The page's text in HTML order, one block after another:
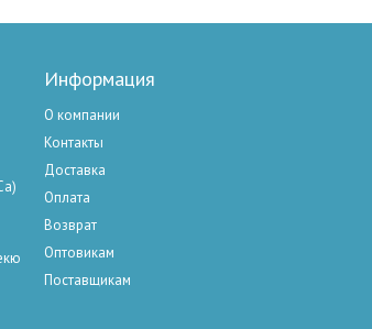
Информация
О компании
Контакты
Доставка
Оплата
Возврат
Оптовикам
Поставщикам